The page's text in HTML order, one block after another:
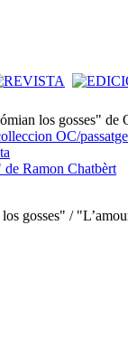
los gosses"
OC/
de Ramon Chatbèrt
gosses" /